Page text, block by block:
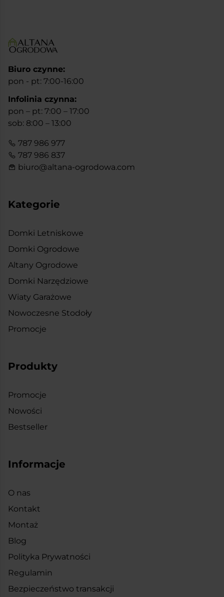
Biuro czynne:
pon - pt: 7:00-16:00
Infolinia czynna:
pon – pt: 7:00 – 17:00
sob: 8:00 – 13:00
787 986 977
787 986 837
biuro@altana-ogrodowa.com
Kategorie
Domki Letniskowe
Domki Ogrodowe
Altany Ogrodowe
Domki Narzędziowe
Wiaty Garażowe
Nowoczesne Stodoły
Promocje
Produkty
Promocje
Nowości
Bestseller
Informacje
O nas
Kontakt
Montaż
Blog
Polityka Prywatności
Regulamin
Bezpieczeństwo transakcji